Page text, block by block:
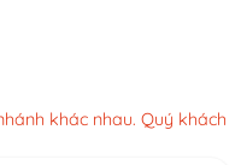
khác nhau. Quý khách